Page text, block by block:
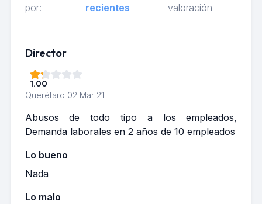
por:
recientes
valoración
Director
1.00
Querétaro 02 Mar 21
Abusos de todo tipo a los empleados,
Demanda laborales en 2 años de 10 empleados
Lo bueno
Nada
Lo malo